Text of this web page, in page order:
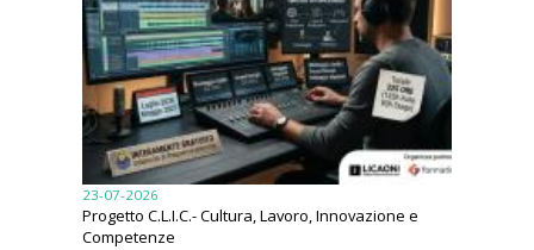
23-07-2026
Progetto C.L.I.C.- Cultura, Lavoro, Innovazione e
Competenze